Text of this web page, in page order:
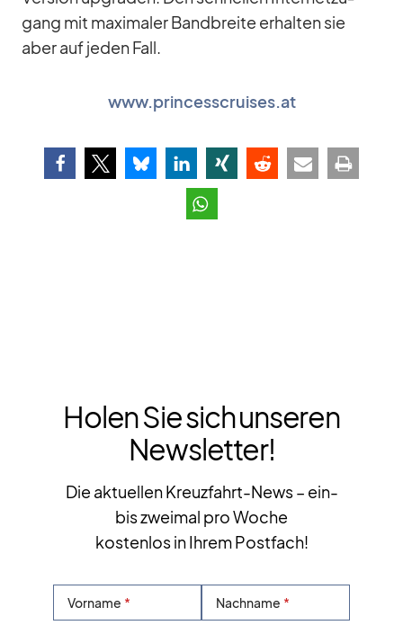
gang mit ma­xi­ma­ler Band­breite er­hal­ten sie
aber auf je­den Fall.
www.princesscruises.at
Holen Sie sich unseren
Newsletter!
Die aktuellen Kreuzfahrt-News – ein-
bis zweimal pro Woche
kostenlos in Ihrem Postfach!
Vorname Nachname